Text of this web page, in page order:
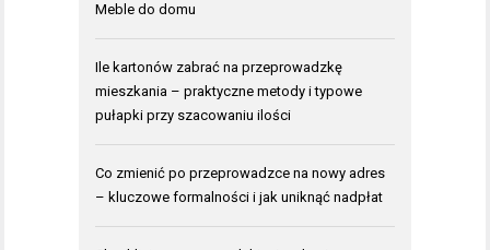
Meble do domu
Ile kartonów zabrać na przeprowadzkę
mieszkania – praktyczne metody i typowe
pułapki przy szacowaniu ilości
Co zmienić po przeprowadzce na nowy adres
– kluczowe formalności i jak uniknąć nadpłat